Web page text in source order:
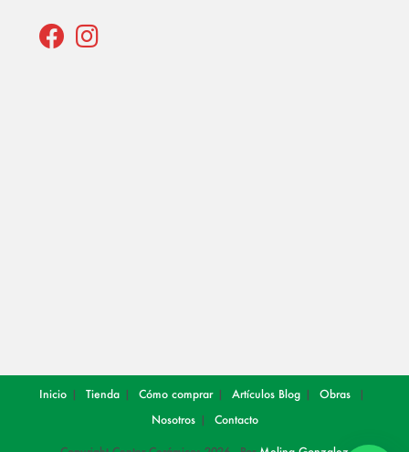
Inicio Tienda Cómo comprar Artículos Blog
Obras
Nosotros
Contacto